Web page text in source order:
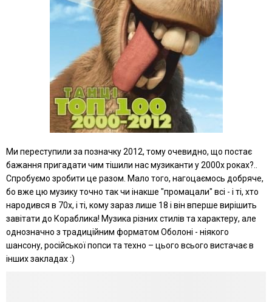
Ми переступили за позначку 2012, тому очевидно, що постає
бажання пригадати чим тішили нас музиканти у 2000х роках?..
Спробуємо зробити це разом. Мало того, нагоцаємось добряче,
бо вже цю музику точно так чи інакше "промацали" всі - і ті, хто
народився в 70х, і ті, кому зараз лише 18 і він вперше вирішить
завітати до Кораблика! Музика різних стилів та характеру, але
однозначно з традиційним форматом Оболоні - ніякого
шансону, російської попси та техно – цього всього вистачає в
інших закладах :)